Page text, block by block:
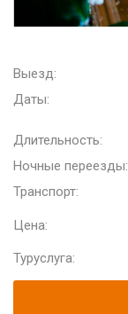
Выезд:
Даты:
Длительность:
Ночные переезды:
Транспорт:
Цена:
Туруслуга: